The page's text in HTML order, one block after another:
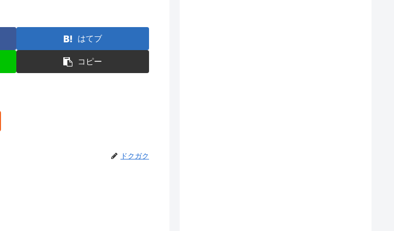
はてブ
コピー
ドクガク